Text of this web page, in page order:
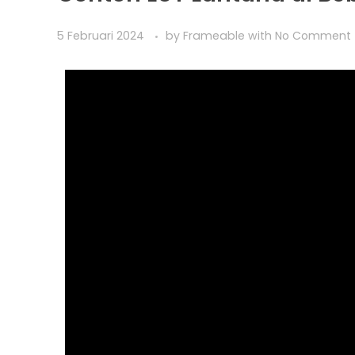
5 Februari 2024 by Frameable with No Comment